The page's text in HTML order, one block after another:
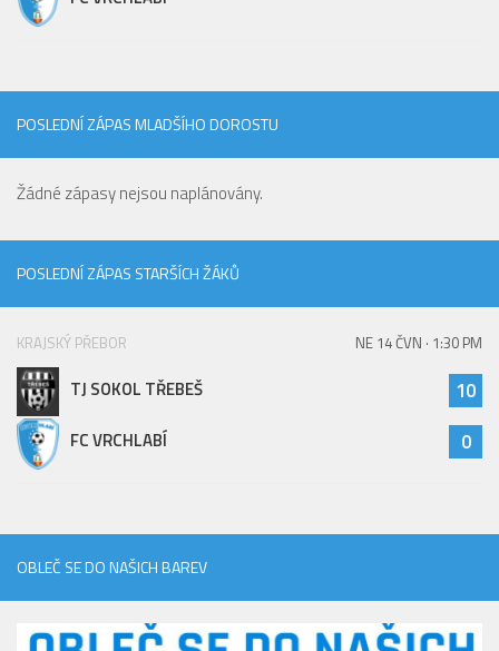
POSLEDNÍ ZÁPAS MLADŠÍHO DOROSTU
Žádné zápasy nejsou naplánovány.
POSLEDNÍ ZÁPAS STARŠÍCH ŽÁKŮ
KRAJSKÝ PŘEBOR NE 14 ČVN · 1:30 PM
TJ SOKOL TŘEBEŠ 10
FC VRCHLABÍ 0
OBLEČ SE DO NAŠICH BAREV